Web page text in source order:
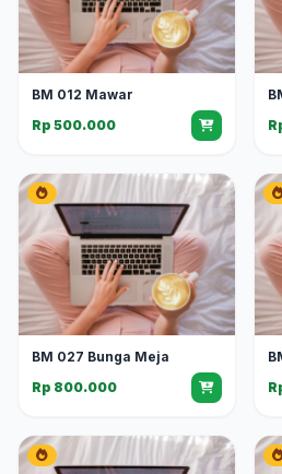
BM 012 Mawar
Rp 500.000
BM 027 Bunga Meja
Rp 800.000